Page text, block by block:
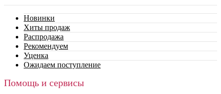
Новинки
Хиты продаж
Распродажа
Рекомендуем
Уценка
Ожидаем поступление
Помощь и сервисы